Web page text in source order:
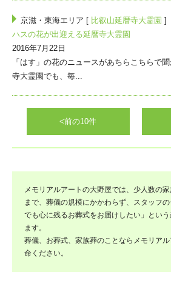
京滋・東海エリア [ 比叡山延暦寺大霊園 ]
ハスの花が出迎える延暦寺大霊園
2016年7月22日
「はす」の花のニュースがあちらこちらで
寺大霊園でも、毎...
<前の10件
メモリアルアートの大野屋では、少人数の
まで、葬儀の規模にかかわらず、スタッフ
でも心に残るお葬式をお届けしたい」とい
ます。
葬儀、お葬式、家族葬のことならメモリア
命ください。